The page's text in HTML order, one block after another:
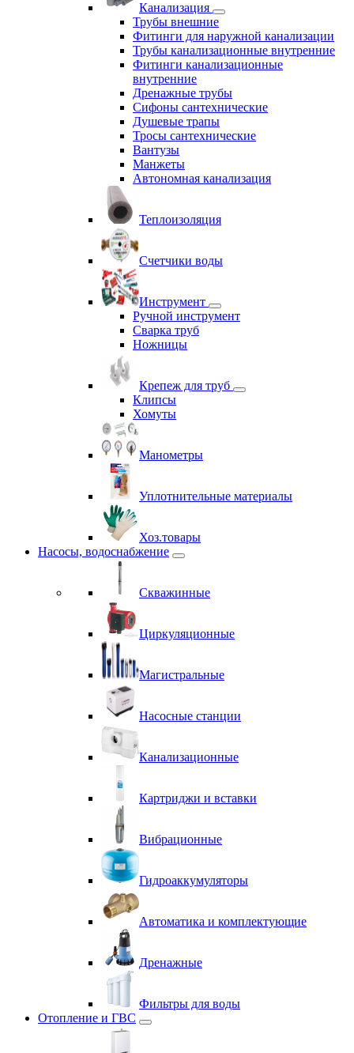
Канализация
Трубы внешние
Фитинги для наружной канализации
Трубы канализационные внутренние
Фитинги канализационные
внутренние
Дренажные трубы
Сифоны сантехнические
Душевые трапы
Тросы сантехнические
Вантузы
Манжеты
Автономная канализация
Теплоизоляция
Счетчики воды
Инструмент
Ручной инструмент
Сварка труб
Ножницы
Крепеж для труб
Клипсы
Хомуты
Манометры
Уплотнительные материалы
Хоз.товары
Насосы, водоснабжение
Скважинные
Циркуляционные
Магистральные
Насосные станции
Канализационные
Картриджи и вставки
Вибрационные
Гидроаккумуляторы
Автоматика и комплектующие
Дренажные
Фильтры для воды
Отопление и ГВС